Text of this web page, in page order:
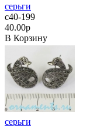
серьги
с40-199
40.00р
В Корзину
серьги